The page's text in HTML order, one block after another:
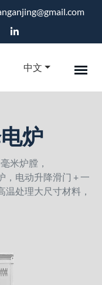
中文
炉
米炉膛，
，电动升降滑门 + 一
处理大尺寸材料，